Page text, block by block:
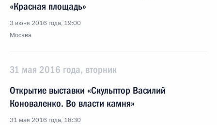
«Красная площадь»
3 июня 2016 года, 19:00
Москва
31 мая 2016 года, вторник
Открытие выставки «Скульптор Василий
Коноваленко. Во власти камня»
31 мая 2016 года, 18:30